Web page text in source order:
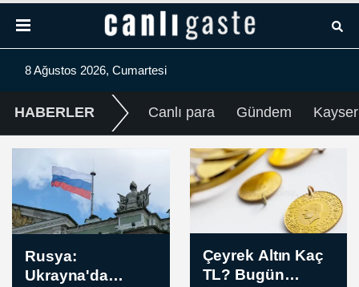
8 Ağustos 2026, Cumartesi
HABERLER Canlı para Gündem
Çeyrek Altın Kaç
TL? Bugün
Ermenistan
Başbakanı, Barış